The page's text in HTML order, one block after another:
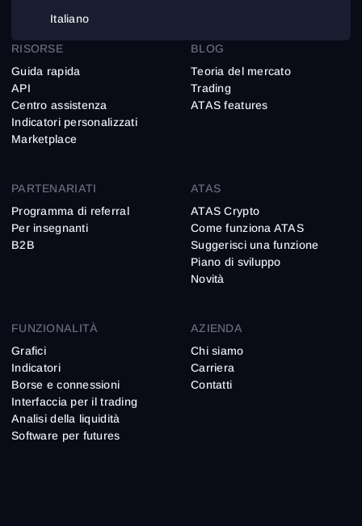
Italiano
FUNZIONALITÀ
Grafici
Indicatori
Borse e connessioni
Interfaccia per il trading
Analisi della liquidità
Software per futures
RISORSE
Guida rapida
API
Centro assistenza
Indicatori personalizzati
Marketplace
BLOG
Teoria del mercato
Trading
ATAS features
PARTENARIATI
Programma di referral
Per insegnanti
B2B
ATAS
ATAS Crypto
Come funziona ATAS
Suggerisci una funzione
Piano di sviluppo
Novità
AZIENDA
Chi siamo
Carriera
Contatti